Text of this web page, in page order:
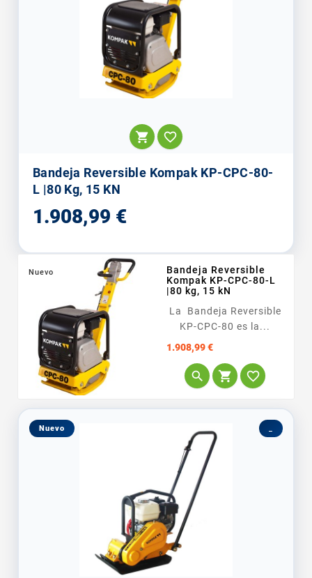
 
Bandeja Reversible Kompak KP-CPC-80-
L |80 Kg, 15 KN
1.908,99 €Precio
Nuevo
Bandeja Reversible
Kompak KP-CPC-80-L
|80 kg, 15 kN
La Bandeja Reversible
KP-CPC-80 es la...
1.908,99 €Precio
  
Nuevo